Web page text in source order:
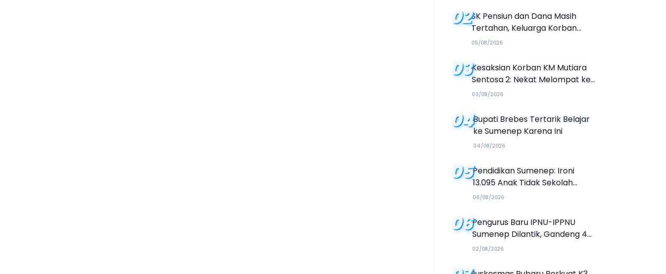
02SK Pensiun dan Dana Masih
Tertahan, Keluarga Korban
Tagih Janji BRI Sumenep
05/08/2026
03Kesaksian Korban KM Mutiara
Sentosa 2: Nekat Melompat ke
Laut Meski Tak Bisa Berenang
03/08/2026
04Bupati Brebes Tertarik Belajar
ke Sumenep Karena Ini
04/08/2026
05Pendidikan Sumenep: Ironi
13.095 Anak Tidak Sekolah
Menyaksikan Semarak Festival
06/08/2026
06Pengurus Baru IPNU-IPPNU
Sumenep Dilantik, Gandeng 4
Kampus Buka Jalur Beasiswa
02/08/2026